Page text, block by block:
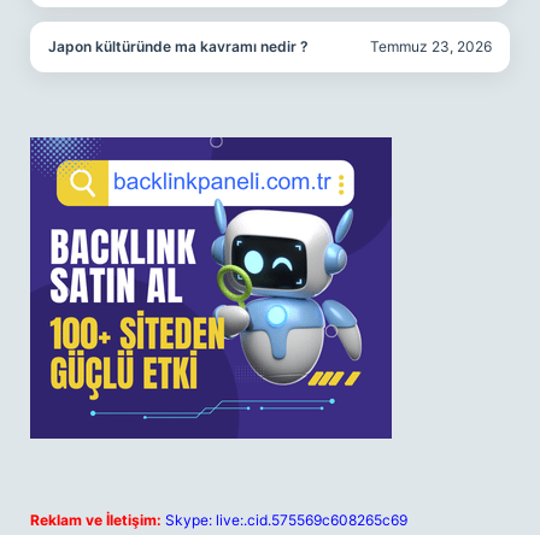
Japon kültüründe ma kavramı nedir ? Temmuz 23, 2026
Reklam ve İletişim: Skype: live:.cid.575569c608265c69